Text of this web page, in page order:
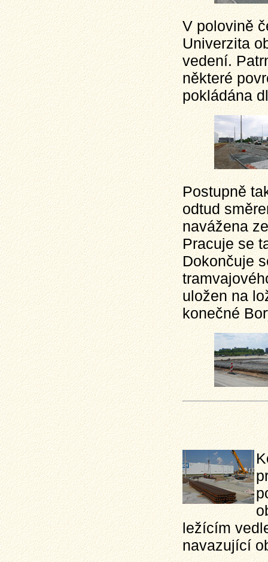
V polovině
Univerzita
vedení.
některé
pokládána
Postupně
odtud
navážena
Pracuje se
Dokončuje
uložen na
konečné
ležícím
navazující